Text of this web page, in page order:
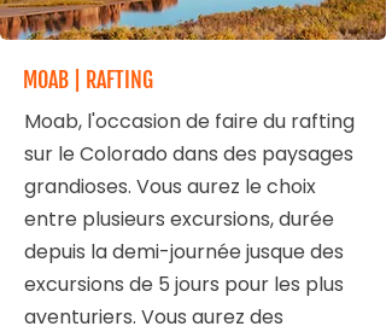
MOAB | RAFTING
Moab, l'occasion de faire du rafting
sur le Colorado dans des paysages
grandioses. Vous aurez le choix
entre plusieurs excursions, durée
depuis la demi-journée jusque des
excursions de 5 jours pour les plus
aventuriers. Vous aurez des